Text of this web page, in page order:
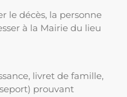
le décès, la personne
à la Mairie du lieu
livret de famille,
prouvant